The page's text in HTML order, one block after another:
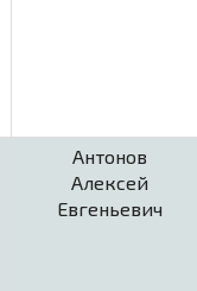
Антонов
Алексей
Евгеньевич